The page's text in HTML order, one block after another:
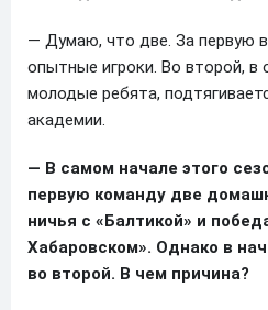
— Думаю, что две. За первую
опытные игроки. Во второй, в
молодые ребята,
академии.
— В самом начале этого
первую команду две
ничья с «Балтикой» и
Хабаровском». Однако в
во второй. В чем причина?